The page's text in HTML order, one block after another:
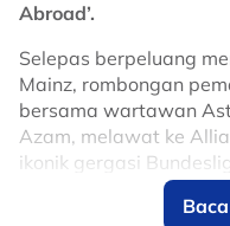
Abroad’.
Selepas berpeluang
Mainz, rombongan
bersama wartawan
Azam, melawat ke
ikonik gergasi
pengalaman yang